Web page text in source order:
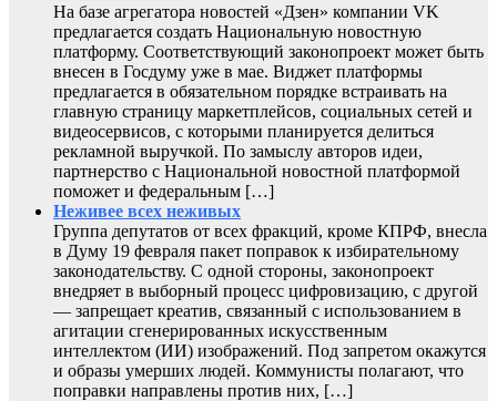
На базе агрегатора новостей «Дзен» компании VK
предлагается создать Национальную новостную
платформу. Соответствующий законопроект может быть
внесен в Госдуму уже в мае. Виджет платформы
предлагается в обязательном порядке встраивать на
главную страницу маркетплейсов, социальных сетей и
видеосервисов, с которыми планируется делиться
рекламной выручкой. По замыслу авторов идеи,
партнерство с Национальной новостной платформой
поможет и федеральным […]
Неживее всех неживых
Группа депутатов от всех фракций, кроме КПРФ, внесла
в Думу 19 февраля пакет поправок к избирательному
законодательству. С одной стороны, законопроект
внедряет в выборный процесс цифровизацию, с другой
— запрещает креатив, связанный с использованием в
агитации сгенерированных искусственным
интеллектом (ИИ) изображений. Под запретом окажутся
и образы умерших людей. Коммунисты полагают, что
поправки направлены против них, […]